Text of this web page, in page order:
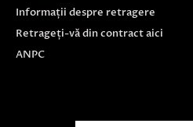
Informații despre retragere
Retrageți-vă din contract aici
ANPC